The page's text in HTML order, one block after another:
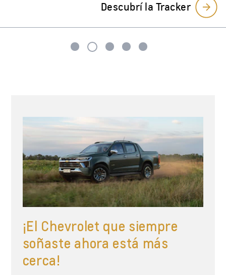
¡El Chevrolet que siempre
soñaste ahora está más
cerca!